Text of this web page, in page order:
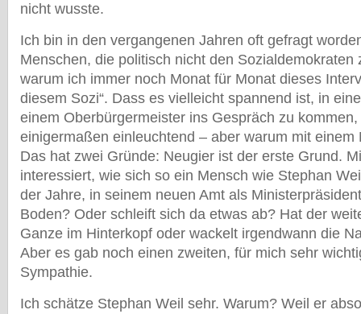
nicht wusste.
Ich bin in den vergangenen Jahren oft gefragt
Menschen, die politisch nicht den Sozialdemokraten
warum ich immer noch Monat für Monat dieses
diesem Sozi“. Dass es vielleicht spannend ist, in
einem Oberbürgermeister ins Gespräch zu
einigermaßen einleuchtend – aber warum mit einem
Das hat zwei Gründe: Neugier ist der erste Grund.
interessiert, wie sich so ein Mensch wie Stephan
der Jahre, in seinem neuen Amt als
Boden? Oder schleift sich da etwas ab? Hat der
Ganze im Hinterkopf oder wackelt irgendwann die
Aber es gab noch einen zweiten, für mich sehr
Sympathie.
Ich schätze Stephan Weil sehr. Warum? Weil er